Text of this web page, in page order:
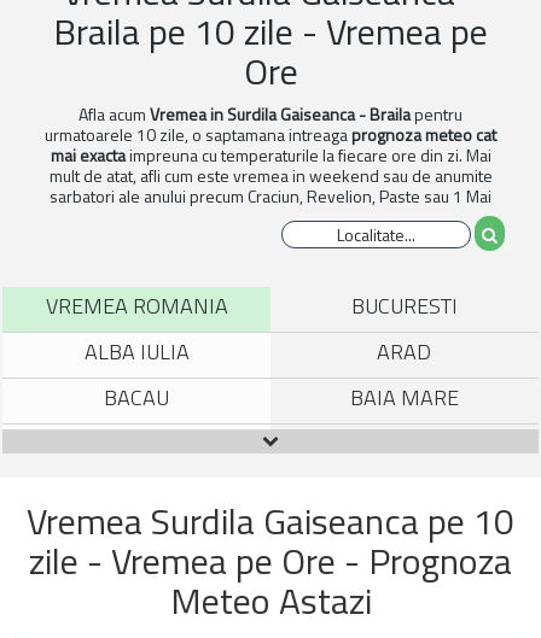
Braila pe 10 zile - Vremea pe
Ore
Afla acumVremea in Surdila Gaiseanca - Brailapentru
urmatoarele 10 zile, o saptamana intreagaprognoza meteo cat
mai exactaimpreuna cu temperaturile la fiecare ore din zi. Mai
mult de atat, afli cum este vremea in weekend sau de anumite
sarbatori ale anului precum Craciun, Revelion, Paste sau 1 Mai
VREMEA ROMANIA
BUCURESTI
ALBA IULIA
ARAD
BACAU
BAIA MARE
BUZAU
CALARASI
CLUJ
CONSTANTA
Vremea Surdila Gaiseanca pe 10
zile - Vremea pe Ore - Prognoza
Meteo Astazi